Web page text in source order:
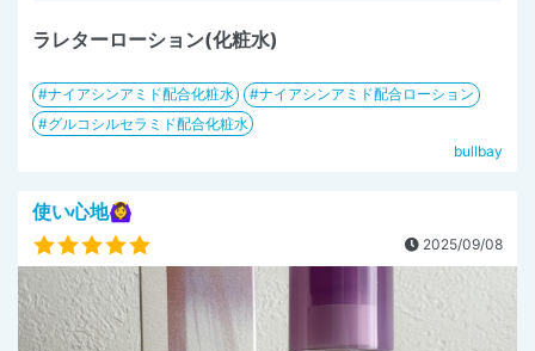
ラレターローション(化粧水)
ナイアシンアミド配合化粧水
ナイアシンアミド配合ローション
グルコシルセラミド配合化粧水
bullbay
使い心地🙆‍♀️
2025/09/08